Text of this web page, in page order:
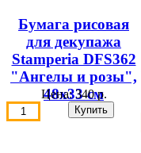
Бумага рисовая
для декупажа
Stamperia DFS362
"Ангелы и розы",
48х33 см
Цена:340 р.